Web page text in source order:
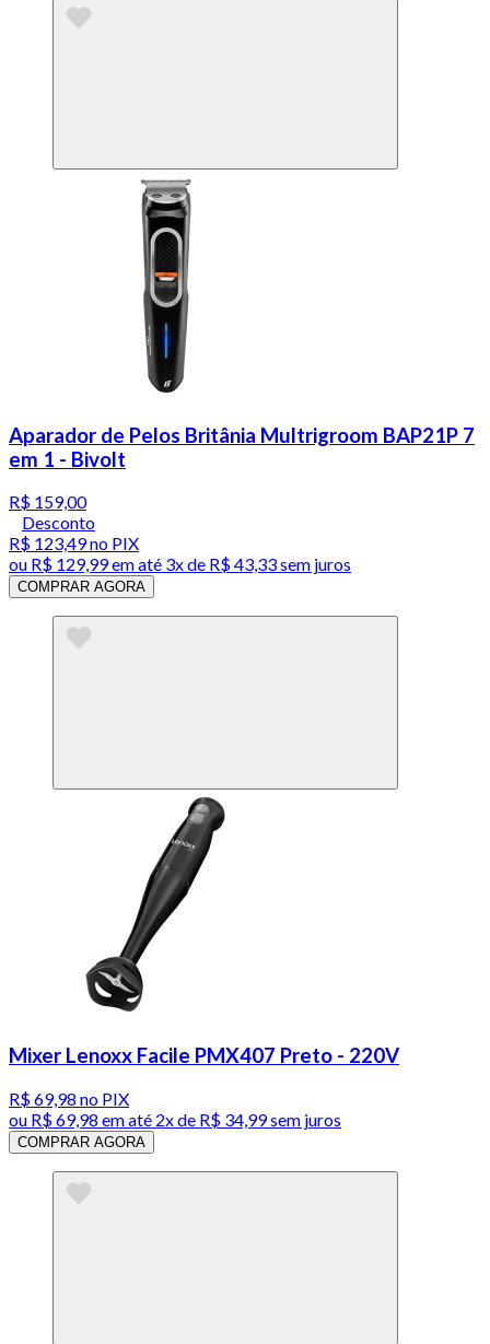
Aparador de Pelos Britânia Multrigroom BAP21P 7
em 1 - Bivolt
R$ 159,00
Desconto
R$ 123,49no PIX
ou R$ 129,99em até 3x de R$ 43,33 sem juros
COMPRAR AGORA
Mixer Lenoxx Facile PMX407 Preto - 220V
R$ 69,98 no PIX
ou R$ 69,98 em até 2x de R$ 34,99 sem juros
COMPRAR AGORA